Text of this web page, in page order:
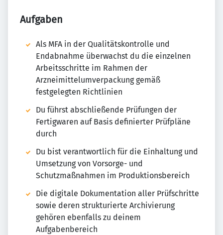
Aufgaben
Als MFA in der Qualitätskontrolle und
Endabnahme überwachst du die einzelnen
Arbeitsschritte im Rahmen der
Arzneimittelumverpackung gemäß
festgelegten Richtlinien
Du führst abschließende Prüfungen der
Fertigwaren auf Basis definierter Prüfpläne
durch
Du bist verantwortlich für die Einhaltung und
Umsetzung von Vorsorge- und
Schutzmaßnahmen im Produktionsbereich
Die digitale Dokumentation aller Prüfschritte
sowie deren strukturierte Archivierung
gehören ebenfalls zu deinem
Aufgabenbereich